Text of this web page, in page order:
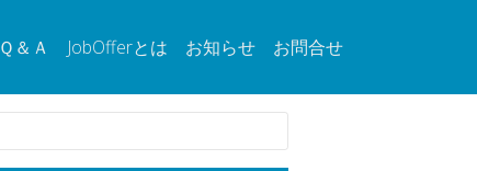
Ｑ＆Ａ JobOfferとは お知らせ お問合せ